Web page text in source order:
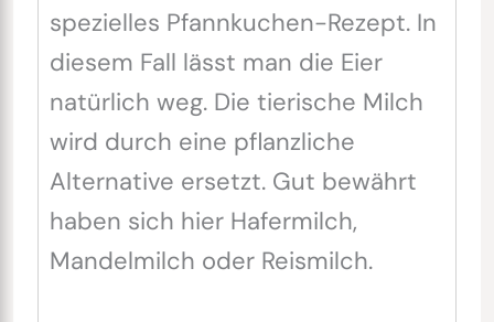
spezielles Pfannkuchen-Rezept. In
diesem Fall lässt man die Eier
natürlich weg. Die tierische Milch
wird durch eine pflanzliche
Alternative ersetzt. Gut bewährt
haben sich hier Hafermilch,
Mandelmilch oder Reismilch.